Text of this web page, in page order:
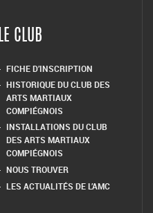
LE CLUB
FICHE D’INSCRIPTION
HISTORIQUE DU CLUB DES
ARTS MARTIAUX
COMPIÉGNOIS
INSTALLATIONS DU CLUB
DES ARTS MARTIAUX
COMPIÉGNOIS
NOUS TROUVER
LES ACTUALITÉS DE L’AMC